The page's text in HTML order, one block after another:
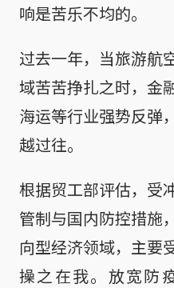
响是苦乐不均的。
过去一年，当旅游航
域苦苦挣扎之时，金
海运等行业强势反弹
越过往。
根据贸工部评估，受
管制与国内防控措施
向型经济领域，主要
操之在我。放宽防